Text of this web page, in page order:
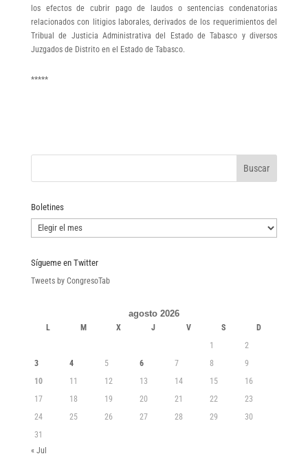
los efectos de cubrir pago de laudos o sentencias condenatorias
relacionados con litigios laborales, derivados de los requerimientos del
Tribual de Justicia Administrativa del Estado de Tabasco y diversos
Juzgados de Distrito en el Estado de Tabasco.
*****
Boletines
Boletines
Sígueme en Twitter
Tweets by CongresoTab
agosto 2026
L M X J V S
D
1
2
3
4 5 6 7 8
9
10
11 12 13 14 15
16
17
18 19 20 21 22
23
24
25 26 27 28 29
30
31
« Jul